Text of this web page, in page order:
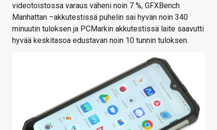
videotoistossa varaus väheni noin 7 %, GFXBench
Manhattan –akkutestissä puhelin sai hyvän noin 340
minuutin tuloksen ja PCMarkin akkutestissä laite saavutti
hyvää keskitasoa edustavan noin 10 tunnin tuloksen.